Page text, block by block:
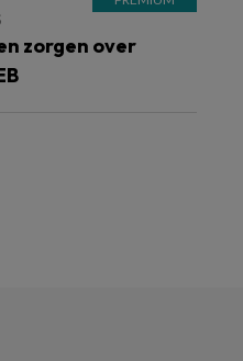
zorgen over